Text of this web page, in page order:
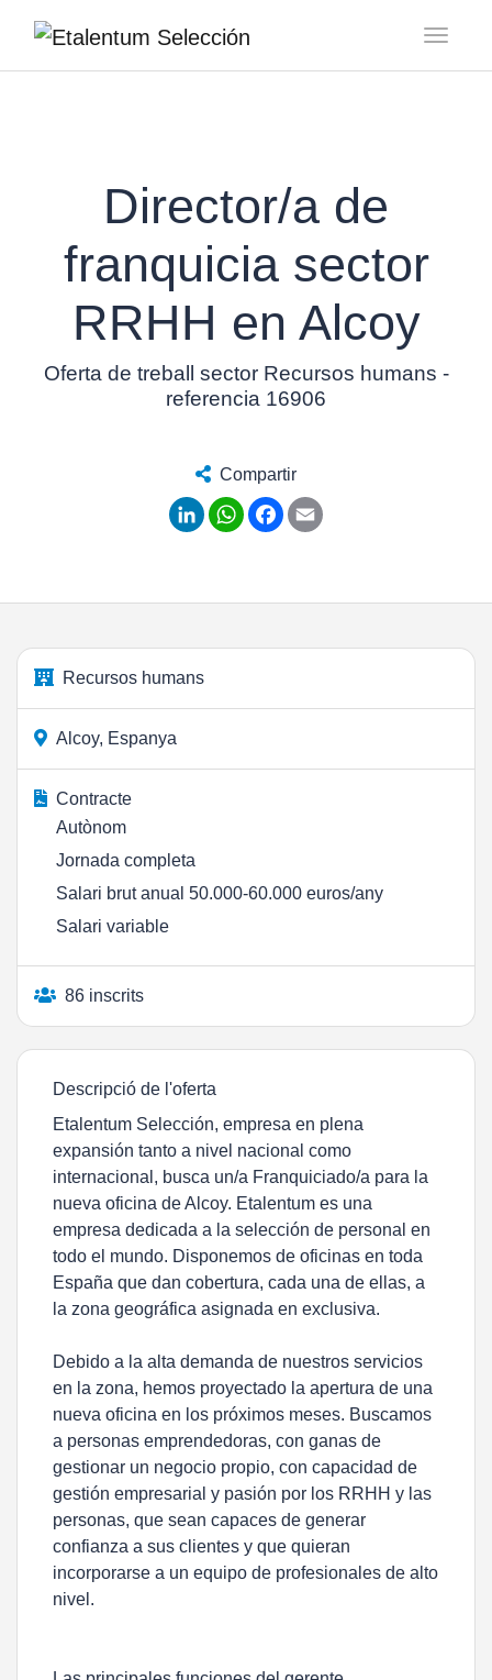
Director/a de
franquicia sector
RRHH en Alcoy
Oferta de treball sector Recursos humans -
referencia 16906
Compartir
LinkedInWhatsApp
Facebook
Recursos humans
Alcoy, Espanya
Contracte
Autònom
Jornada completa
Salari brut anual 50.000-60.000 euros/any
Salari variable
86 inscrits
Descripció de l'oferta
Etalentum Selección, empresa en plena
expansión tanto a nivel nacional como
internacional, busca un/a Franquiciado/a para la
nueva oficina de Alcoy. Etalentum es una
empresa dedicada a la selección de personal en
todo el mundo. Disponemos de oficinas en toda
España que dan cobertura, cada una de ellas, a
la zona geográfica asignada en exclusiva.
Debido a la alta demanda de nuestros servicios
en la zona, hemos proyectado la apertura de una
nueva oficina en los próximos meses. Buscamos
a personas emprendedoras, con ganas de
gestionar un negocio propio, con capacidad de
gestión empresarial y pasión por los RRHH y las
personas, que sean capaces de generar
confianza a sus clientes y que quieran
incorporarse a un equipo de profesionales de alto
nivel.